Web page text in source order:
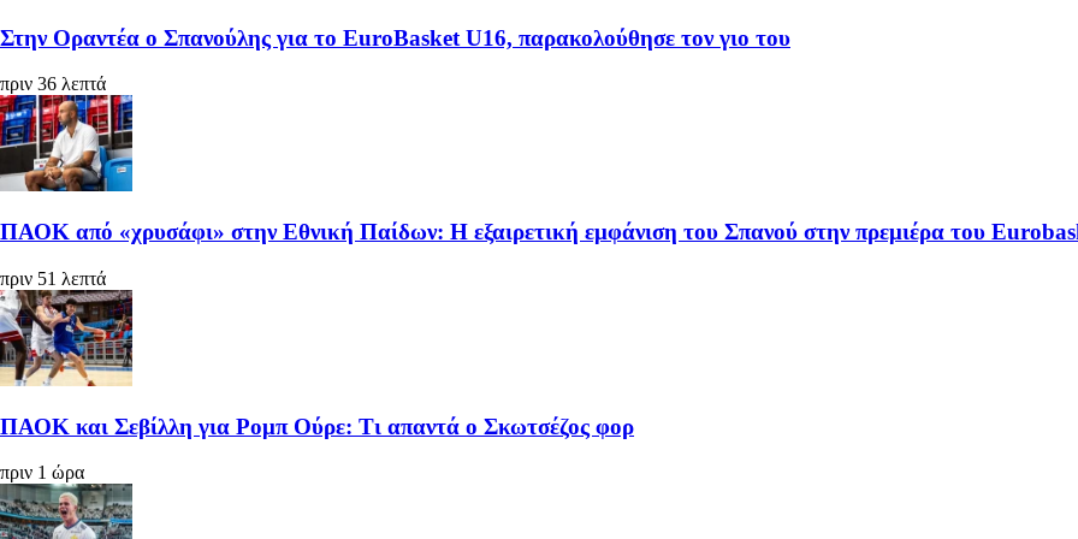
Στην Οραντέα ο Σπανούλης για το EuroBasket U16, παρακολούθησε τον γιο του
πριν 36 λεπτά
ΠΑΟΚ από «χρυσάφι» στην Εθνική Παίδων: Η εξαιρετική εμφάνιση του Σπανού στην πρεμιέρα του
πριν 51 λεπτά
ΠΑΟΚ και Σεβίλλη για Ρομπ Ούρε: Τι απαντά ο Σκωτσέζος φορ
πριν 1 ώρα